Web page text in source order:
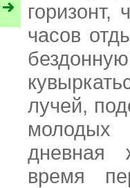
горизонт,
часов
лучей,
молодых
дневная
время